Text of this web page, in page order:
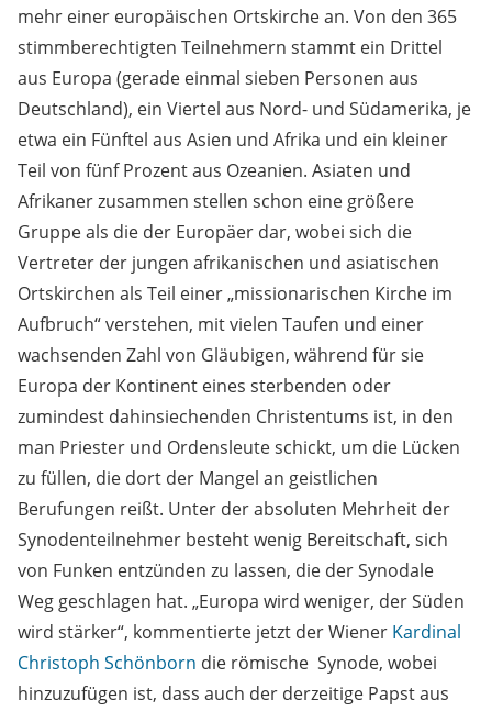
mehr einer europäischen Ortskirche an. Von den 365
stimmberechtigten Teilnehmern stammt ein Drittel
aus Europa (gerade einmal sieben Personen aus
Deutschland), ein Viertel aus Nord- und Südamerika, je
etwa ein Fünftel aus Asien und Afrika und ein kleiner
Teil von fünf Prozent aus Ozeanien. Asiaten und
Afrikaner zusammen stellen schon eine größere
Gruppe als die der Europäer dar, wobei sich die
Vertreter der jungen afrikanischen und asiatischen
Ortskirchen als Teil einer „missionarischen Kirche im
Aufbruch“ verstehen, mit vielen Taufen und einer
wachsenden Zahl von Gläubigen, während für sie
Europa der Kontinent eines sterbenden oder
zumindest dahinsiechenden Christentums ist, in den
man Priester und Ordensleute schickt, um die Lücken
zu füllen, die dort der Mangel an geistlichen
Berufungen reißt. Unter der absoluten Mehrheit der
Synodenteilnehmer besteht wenig Bereitschaft, sich
von Funken entzünden zu lassen, die der Synodale
Weg geschlagen hat. „Europa wird weniger, der Süden
wird stärker“, kommentierte jetzt der Wiener Kardinal
Christoph Schönborn die römische Synode, wobei
hinzuzufügen ist, dass auch der derzeitige Papst aus